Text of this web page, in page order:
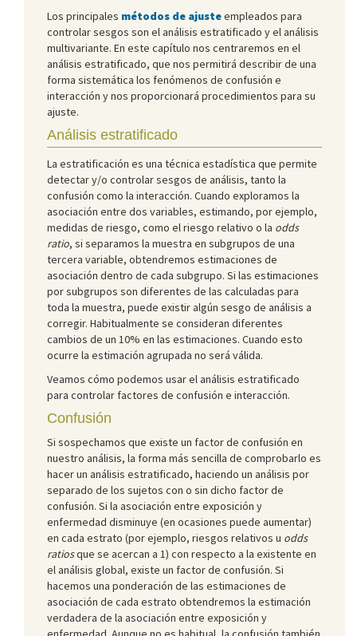
Los principales métodos de ajusteempleados para
controlar sesgos son el análisis estratificado y el análisis
multivariante. En este capítulo nos centraremos en el
análisis estratificado, que nos permitirá describir de una
forma sistemática los fenómenos de confusión e
interacción y nos proporcionará procedimientos para su
ajuste.
Análisis estratificado
La estratificación es una técnica estadística que permite
detectar y/o controlar sesgos de análisis, tanto la
confusión como la interacción. Cuando exploramos la
asociación entre dos variables, estimando, por ejemplo,
medidas de riesgo, como el riesgo relativo o la odds
ratio, si separamos la muestra en subgrupos de una
tercera variable, obtendremos estimaciones de
asociación dentro de cada subgrupo. Si las estimaciones
por subgrupos son diferentes de las calculadas para
toda la muestra, puede existir algún sesgo de análisis a
corregir. Habitualmente se consideran diferentes
cambios de un 10% en las estimaciones. Cuando esto
ocurre la estimación agrupada no será válida.
Veamos cómo podemos usar el análisis estratificado
para controlar factores de confusión e interacción.
Confusión
Si sospechamos que existe un factor de confusión en
nuestro análisis, la forma más sencilla de comprobarlo es
hacer un análisis estratificado, haciendo un análisis por
separado de los sujetos con o sin dicho factor de
confusión. Si la asociación entre exposición y
enfermedad disminuye (en ocasiones puede aumentar)
en cada estrato (por ejemplo, riesgos relativos u odds
ratiosque se acercan a 1) con respecto a la existente en
el análisis global, existe un factor de confusión. Si
hacemos una ponderación de las estimaciones de
asociación de cada estrato obtendremos la estimación
verdadera de la asociación entre exposición y